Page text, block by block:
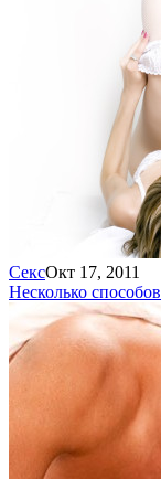
СексОкт 17, 2011
Несколько способов